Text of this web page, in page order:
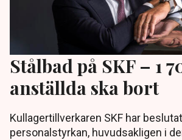
Stålbad på SKF – 1
anställda ska bort
Kullagertillverkaren SKF har
personalstyrkan, huvudsakligen i